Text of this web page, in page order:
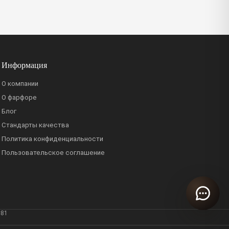
Информация
О компании
О фарфоре
Блог
Стандарты качества
Политика конфиденциальности
Пользовательское соглашение